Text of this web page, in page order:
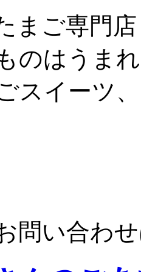
まご専門
のはうま
スイーツ
問い合わ